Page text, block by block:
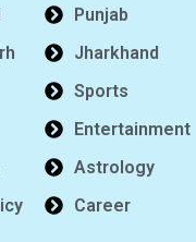
Punjab
Jharkhand
Sports
Entertainment
Astrology
Career